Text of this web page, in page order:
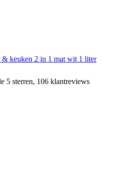
& keuken 2 in 1 mat wit 1 liter
5 sterren, 106 klantreviews